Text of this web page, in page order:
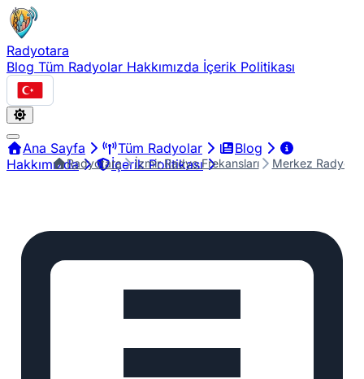
Radyotara
Blog Tüm Radyolar Hakkımızda İçerik Politikası
Türkçe
Ana Sayfa Tüm Radyolar
Blog
Hakkımızda
İçerik Politikası
Radyotara İzmir Radyo Frekansları Merkez Radyo